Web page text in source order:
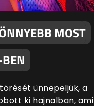
MOST
ünnepeljük, a
ki hajnalban, ami